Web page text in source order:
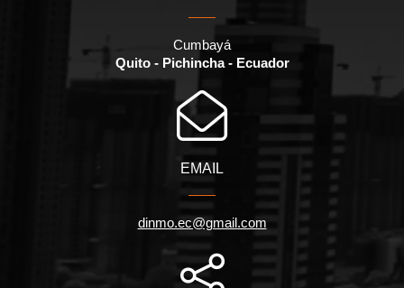
Cumbayá
Quito - Pichincha - Ecuador
EMAIL
dinmo.ec@gmail.com